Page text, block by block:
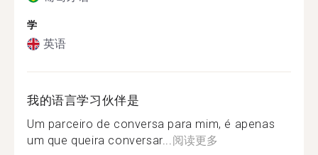
学
英语
我的语言学习伙伴是
Um parceiro de conversa para mim, é apenas
um que queira conversar...阅读更多